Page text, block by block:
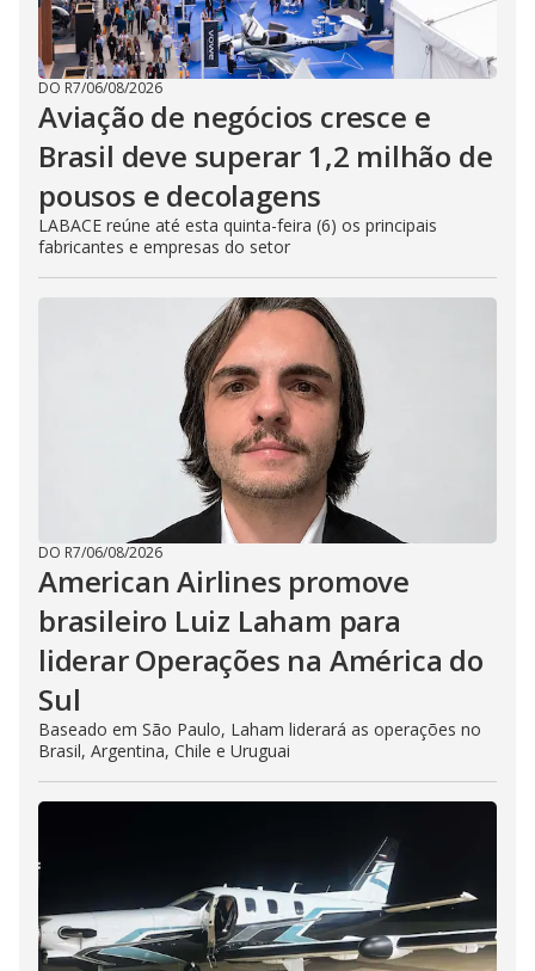
DO R7/06/08/2026
Aviação de negócios cresce e
Brasil deve superar 1,2 milhão de
pousos e decolagens
LABACE reúne até esta quinta-feira (6) os principais
fabricantes e empresas do setor
DO R7/06/08/2026
American Airlines promove
brasileiro Luiz Laham para
liderar Operações na América do
Sul
Baseado em São Paulo, Laham liderará as operações no
Brasil, Argentina, Chile e Uruguai